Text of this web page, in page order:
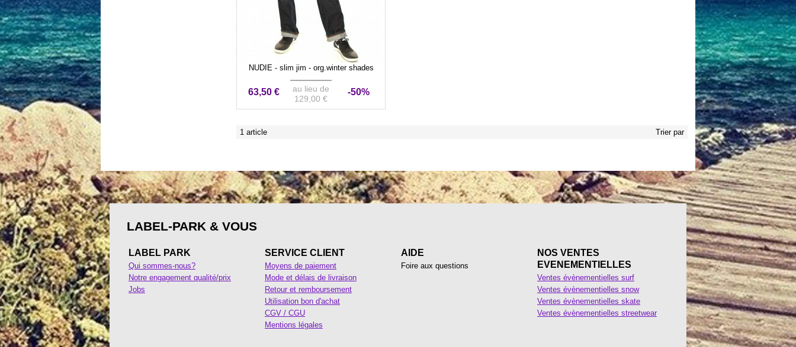
NUDIE - slim jim - org.winter shades
63,50 €
au lieu de
129,00 €
-50%
1 article Trier par
LABEL-PARK & VOUS
LABEL PARK
Qui sommes-nous?
Notre engagement qualité/prix
Jobs
SERVICE CLIENT
Moyens de paiement
Mode et délais de livraison
Retour et remboursement
Utilisation bon d'achat
CGV / CGU
Mentions légales
AIDE
Foire aux questions
NOS VENTES
EVENEMENTIELLES
Ventes évènementielles surf
Ventes évènementielles snow
Ventes évènementielles skate
Ventes évènementielles streetwear